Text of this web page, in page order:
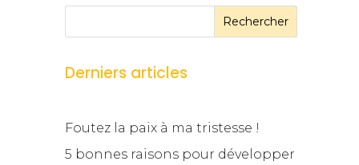
Rechercher
Derniers articles
Foutez la paix à ma tristesse !
5 bonnes raisons pour développer